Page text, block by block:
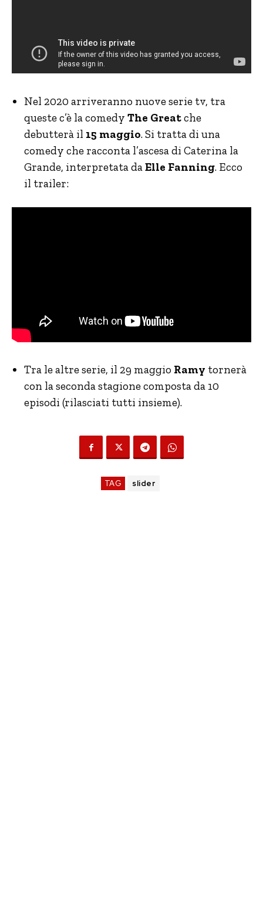
Nel 2020 arriveranno nuove serie tv, tra
queste c’è la comedy The Greatche
debutterà il 15 maggio. Si tratta di una
comedy che racconta l’ascesa di Caterina la
Grande, interpretata daElle Fanning. Ecco
il trailer:
Tra le altre serie, il 29 maggio Ramy tornerà
con la seconda stagione composta da 10
episodi (rilasciati tutti insieme).
TAG slider